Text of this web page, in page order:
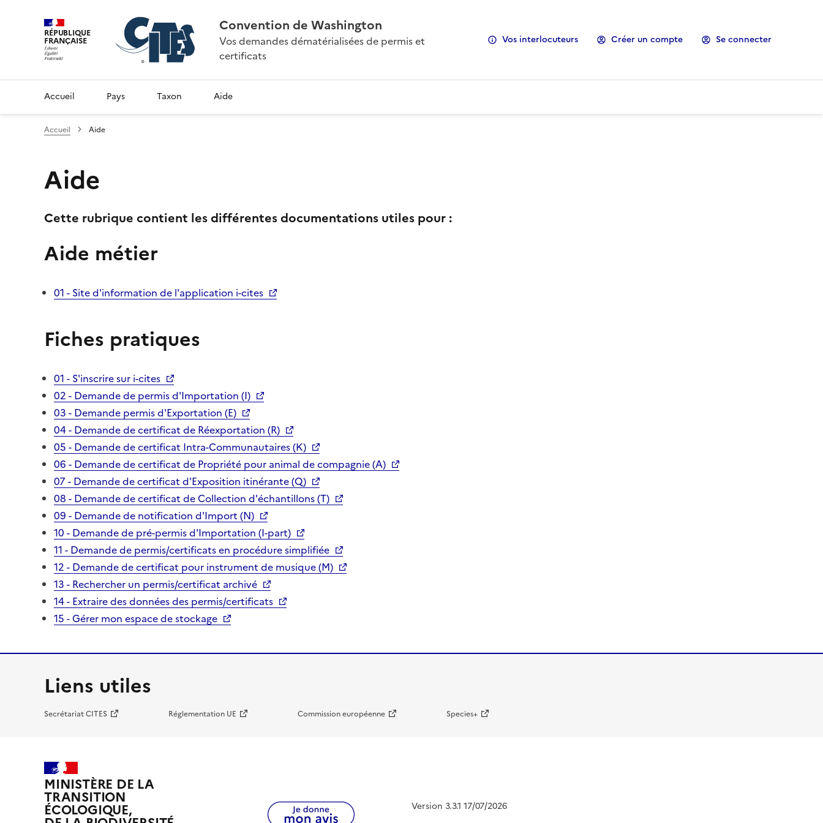
RÉPUBLIQUE
FRANÇAISE
Convention de Washington
Vos demandes dématérialisées de permis et
certificats
Vos interlocuteurs Créer un compte Se connecter
Accueil Pays Taxon Aide
Accueil Aide
Aide
Cette rubrique contient les différentes documentations utiles pour :
Aide métier
01 - Site d'information de l'application i-cites
Fiches pratiques
01 - S'inscrire sur i-cites
02 - Demande de permis d'Importation (I)
03 - Demande permis d'Exportation (E)
04 - Demande de certificat de Réexportation (R)
05 - Demande de certificat Intra-Communautaires (K)
06 - Demande de certificat de Propriété pour animal de compagnie (A)
07 - Demande de certificat d'Exposition itinérante (Q)
08 - Demande de certificat de Collection d'échantillons (T)
09 - Demande de notification d'Import (N)
10 - Demande de pré-permis d'Importation (I-part)
11 - Demande de permis/certificats en procédure simplifiée
12 - Demande de certificat pour instrument de musique (M)
13 - Rechercher un permis/certificat archivé
14 - Extraire des données des permis/certificats
15 - Gérer mon espace de stockage
Liens utiles
Secrétariat CITES Réglementation UE Commission européenne Species+
MINISTÈRE DE LA
TRANSITION
ÉCOLOGIQUE, Version 3.3.1 17/07/2026